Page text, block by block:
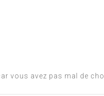
vous avez pas mal de